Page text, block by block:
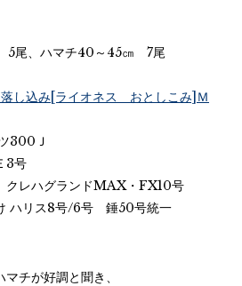
5尾、ハマチ40～45㎝ 7尾
し込み[ライオネス おとしこみ]Ｍ
300Ｊ
3号
グランドMAX・FX10号
ハリス8号/6号 錘50号統一
チが好調と聞き、